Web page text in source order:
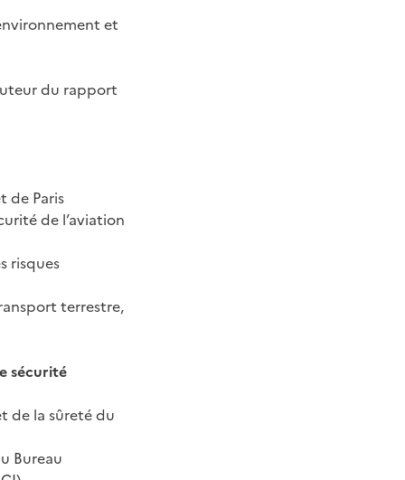
et
du rapport
de Paris
de l’aviation
risques
terrestre,
sécurité
de la sûreté du
Bureau